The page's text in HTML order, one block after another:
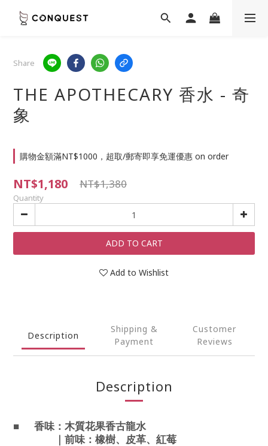
Share
THE APOTHECARY 香水 - 奇
象
購物金額滿NT$1000，超取/郵寄即享免運優惠 on order
NT$1,180 NT$1,380
Quantity
ADD TO CART
Add to Wishlist
Description
Shipping &
Payment
Customer
Reviews
Description
■ 香味： 木質花果香古龍水
｜前味： 橡樹、皮革、紅莓